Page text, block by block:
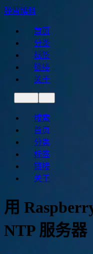
弹霄博科
首页
分类
标签
链接
关于
搜索
首页
分类
标签
链接
关于
用
NTP 服务器